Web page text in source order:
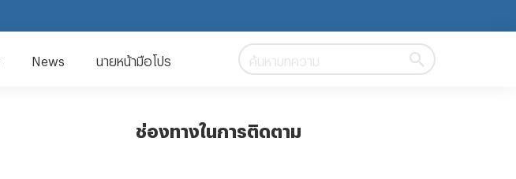
News นายหน้ามือโปร ค้นหาบทความ
ช่องทางในการติดตาม